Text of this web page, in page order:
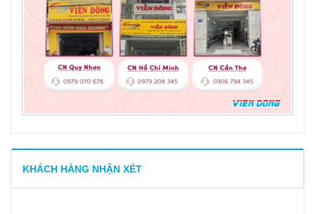
KHÁCH HÀNG NHẬN XÉT